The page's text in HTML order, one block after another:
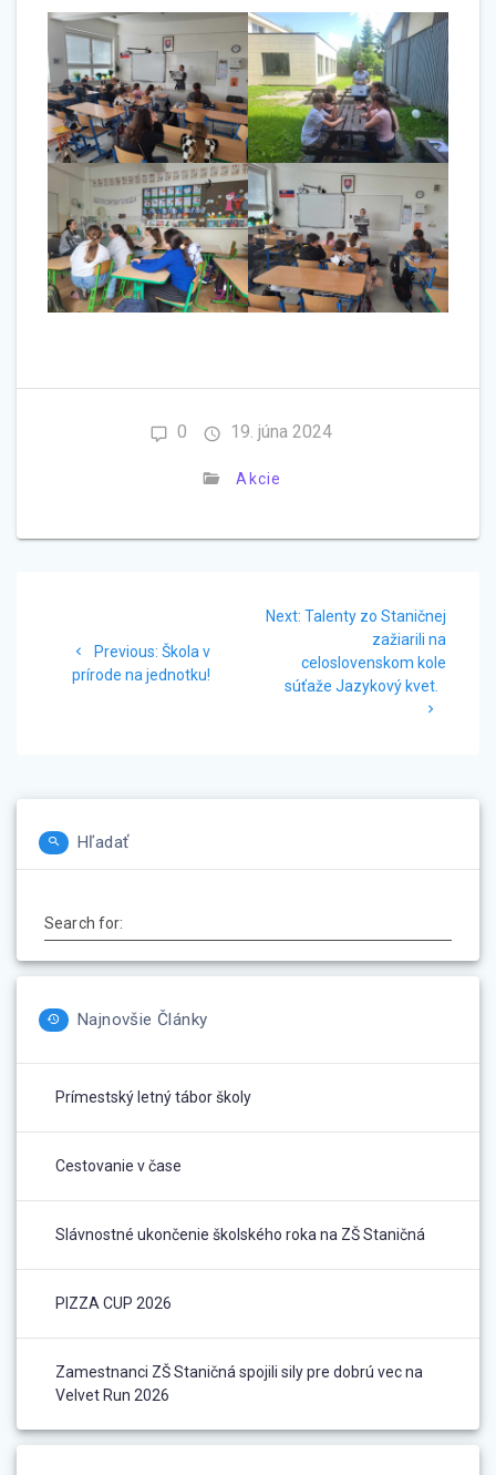
0 19. júna 2024
Akcie
článku
Previous: Previous
post:
Škola v
prírode na jednotku!
Next: Next
Talenty zo Staničnej
zažiarili na
celoslovenskom kole
súťaže Jazykový kvet.
Hľadať
Search for:
Najnovšie Články
Prímestský letný tábor školy
Cestovanie v čase
Slávnostné ukončenie školského roka na ZŠ Staničná
PIZZA CUP 2026
Zamestnanci ZŠ Staničná spojili sily pre dobrú vec na
Velvet Run 2026